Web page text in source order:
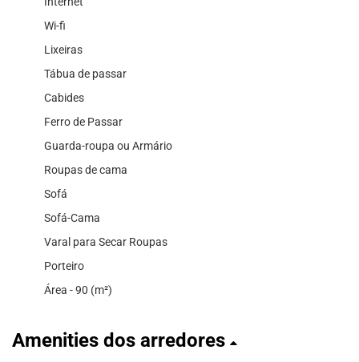
Wi-fi
Lixeiras
Tábua de passar
Cabides
Ferro de Passar
Guarda-roupa ou Armário
Roupas de cama
Sofá
Sofá-Cama
Varal para Secar Roupas
Porteiro
Área - 90 (m²)
Amenities dos arredores